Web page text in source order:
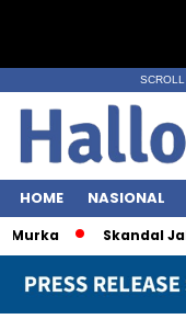
HOME NASIONAL
Skandal